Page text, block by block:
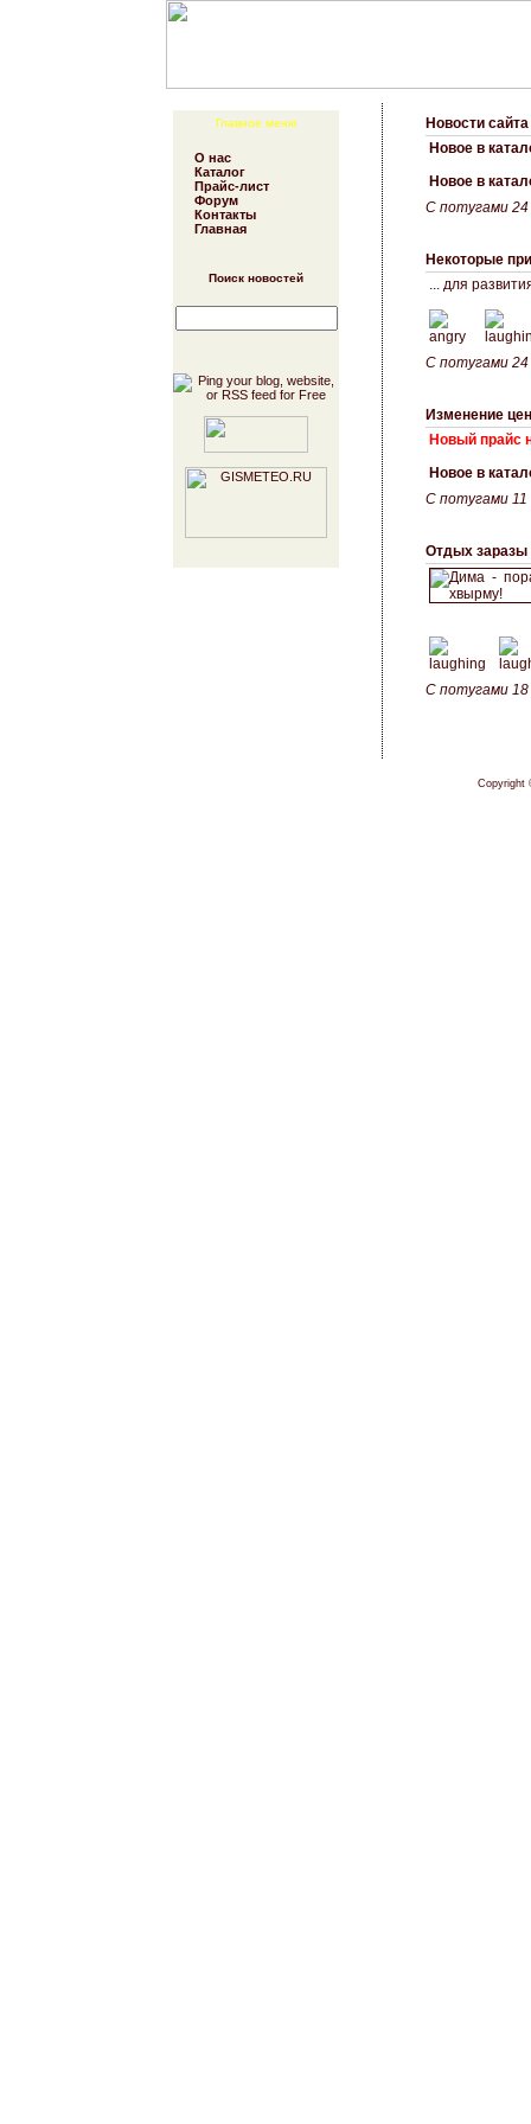
Главное меню
О нас
Каталог
Прайс-лист
Форум
Контакты
Главная
Поиск новостей
Новости сайта
Новое в
Новое в
С потугами
Некоторые
... для
С потугами
Изменение
Новый прайс
Новое в
С потугами
Отдых заразы
С потугами